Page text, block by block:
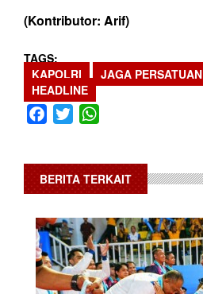
(Kontributor: Arif)
TAGS
KAPOLRI
JAGA PERSATUAN
HEADLINE
Facebook
Twitter
BERITA TERKAIT